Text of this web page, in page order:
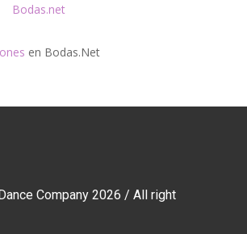
en Bodas.Net
Company 2026 / All right